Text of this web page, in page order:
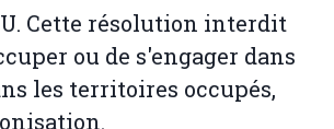
Cette résolution interdit
ou de s'engager dans
les territoires occupés,